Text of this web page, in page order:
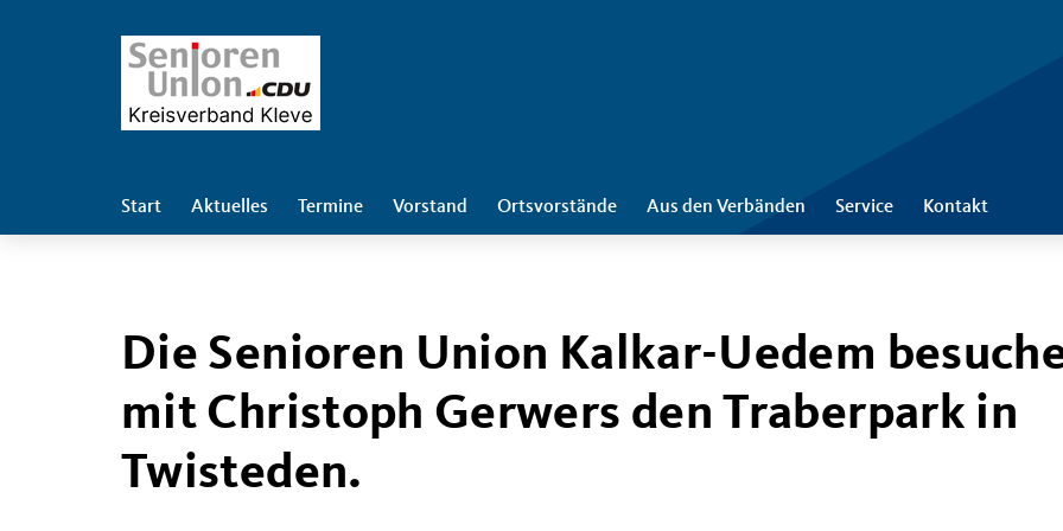
Start Aktuelles Termine Vorstand Ortsvorstände Aus den Verbänden Service Kontakt
Die Senioren Union Kalkar-Uedem
mit Christoph Gerwers den Traberpark in
Twisteden.